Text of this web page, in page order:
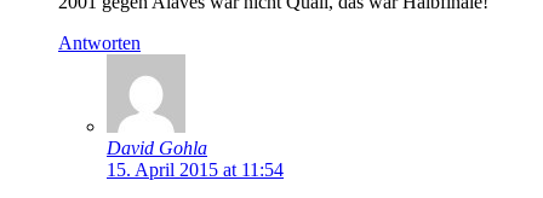
Antworten
David Gohla
15. April 2015 at 11:54